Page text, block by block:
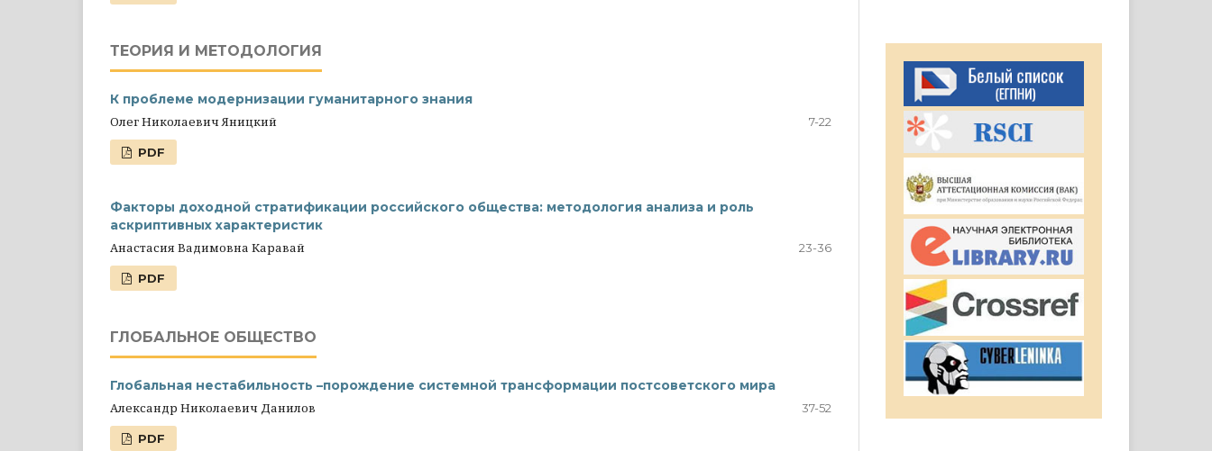
ТЕОРИЯ И МЕТОДОЛОГИЯ
К проблеме модернизации гуманитарного знания
Олег Николаевич Яницкий
7-22
PDF
Факторы доходной стратификации российского общества: методология анализа и роль
аскриптивных характеристик
Анастасия Вадимовна Каравай
23-36
PDF
ГЛОБАЛЬНОЕ ОБЩЕСТВО
Глобальная нестабильность –порождение системной трансформации постсоветского мира
Александр Николаевич Данилов
37-52
PDF